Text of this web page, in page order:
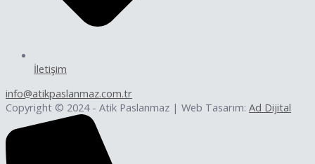
İletişim
info@atikpaslanmaz.com.tr
Copyright © 2024 - Atik Paslanmaz | Web Tasarım: Ad Dijital